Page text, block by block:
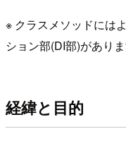
※ クラスメソッドには
ション部(DI部)があり
経緯と目的